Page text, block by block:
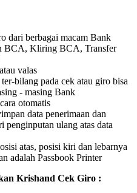
dari berbagai macam Bank
BCA, Kliring BCA, Transfer
valas
bilang pada cek atau giro bisa
- masing Bank
otomatis
data penerimaan dan
penginputan ulang atas data
atas, posisi kiri dan lebarnya
adalah Passbook Printer
Krishand Cek Giro :